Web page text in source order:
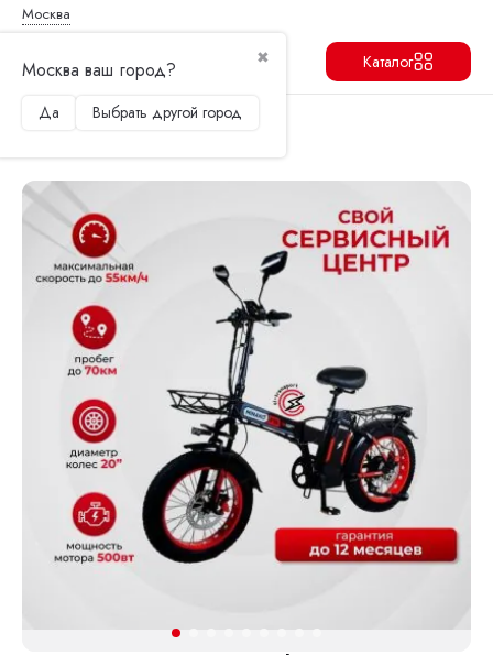
Москва
✖
Москва ваш город?
Да Выбрать другой город
Каталог
Главная
Электровелосипеды
Продолжить